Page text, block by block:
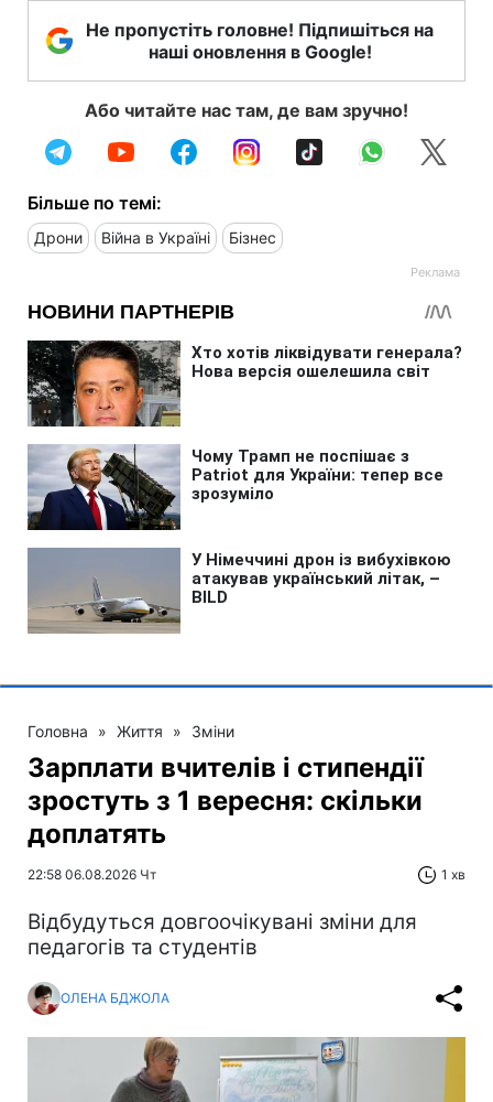
Не пропустіть головне! Підпишіться на
наші оновлення в Google!
Або читайте нас там, де вам зручно!
Більше по темі:
Дрони Війна в Україні Бізнес
Головна » Життя » Зміни
Зарплати вчителів і стипендії
зростуть з 1 вересня: скільки
доплатять
22:58 06.08.2026 Чт 1 хв
Відбудуться довгоочікувані зміни для
педагогів та студентів
ОЛЕНА БДЖОЛА